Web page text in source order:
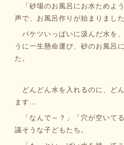
「砂場のお風呂にお水ためよ
声で、お風呂作りが始まりました
バケツいっぱいに汲んだ水を
うに一生懸命運び、砂のお風呂
た。
どんどん水を入れるのに、ど
ます…
「なんで～？」「穴が空いて
議そうな子どもたち。